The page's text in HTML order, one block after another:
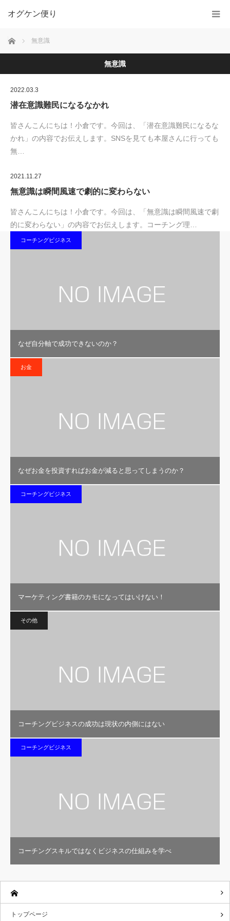
オグケン便り
ホーム 無意識
無意識
2022.03.3
潜在意識難民になるなかれ
皆さんこんにちは！小倉です。今回は、「潜在意識難民になるな
かれ」の内容でお伝えします。SNSを見ても本屋さんに行っても
無…
2021.11.27
無意識は瞬間風速で劇的に変わらない
皆さんこんにちは！小倉です。今回は、「無意識は瞬間風速で劇
的に変わらない」の内容でお伝えします。コーチング理…
コーチングビジネス
なぜ自分軸で成功できないのか？
お金
なぜお金を投資すればお金が減ると思ってしまうのか？
コーチングビジネス
マーケティング書籍のカモになってはいけない！
その他
コーチングビジネスの成功は現状の内側にはない
コーチングビジネス
コーチングスキルではなくビジネスの仕組みを学べ
トップページ